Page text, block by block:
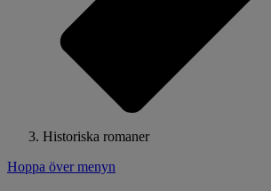
Historiska romaner
Hoppa över menyn